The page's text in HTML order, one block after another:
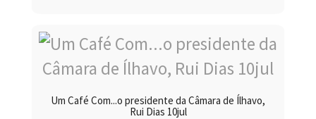
Um Café Com...o presidente da Câmara de Ílhavo,
Rui Dias 10jul